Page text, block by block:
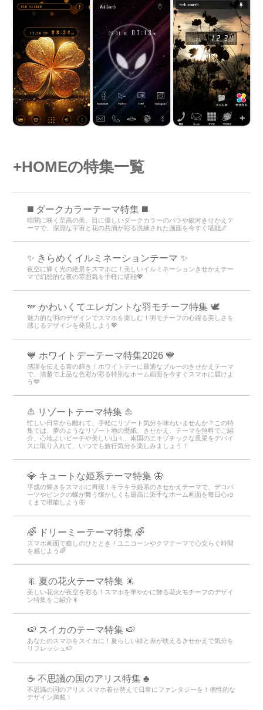
+HOMEの特集一覧
️◼️ ダークカラーテーマ特集️ ◼️
暗闇に咲く至高の美。目に優しいダークカラーのバラや銀河きせかえテ
ーマで、深淵な宇宙と花の共演が彩る洗練された画面を今すぐ堪能🌌
✨️ きらめくイルミネーションテーマ ✨️
夜空に輝く光の絶景をスマホに！美しいイルミネーションきせかえテー
マで幻想的な夜の雰囲気を手軽に堪能💖
🪽 かわいくてエレガントな羽モチーフ特集 🕊️
魅力的な羽のデザインでスマホを楽しむ！羽モチーフの心躍る美しさを
感じるデザインを発見しよう💖
💙 ホワイトデーテーマ特集2026 💙
感謝を伝える青の輝き！ホワイトデーに最適なブルーのきせかえテーマ
で、清楚で上品な色彩が彩る特別なホーム画面を今すぐスマホに届けよ
う💙
⛵ リゾートテーマ特集 ⛵
忙しい日常から離れて、手軽にリゾート気分を味わいませんか？この特
集では、夢のようなリゾート地の壁紙、きせかえ、テーマを無料でご紹
介。心地よいビーチや美しい山々、南国のエキゾチックな風景をデバイ
スに取り入れて、いつでも旅行気分を楽しみましょう！
💎 キュートな姫系テーマ特集 🦋
平成の輝きをスマホに再現！キラキラ姫系のきせかえテーマで、デコパ
ーツやピンクの蝶が舞う懐かしくも最高に派手なホーム画面を毎日心ゆ
くまで堪能しよう🦋
🌈 ドリーミーテーマ特集 🌈
スマホ画面で癒しのひととき！ユニコーンやクマテーマで心安らぐ時間
を感じよう🌈
🎇 夏の花火テーマ特集 🎇
美しい花火が夜空を彩る！スマホを華やかに飾る花火モチーフのデザイ
ン特集をご紹介🎇
🍉 スイカのテーマ特集 🍉
あなたのスマホをスイカに！夏らしい緑と赤が映えるきせかえで気分を
リフレッシュ🍉
☕ 不思議の国のアリス特集 ♣
不思議の国のアリス スマホ着せ替えで日常にファンタジーを！個性的な
デザイン満載！